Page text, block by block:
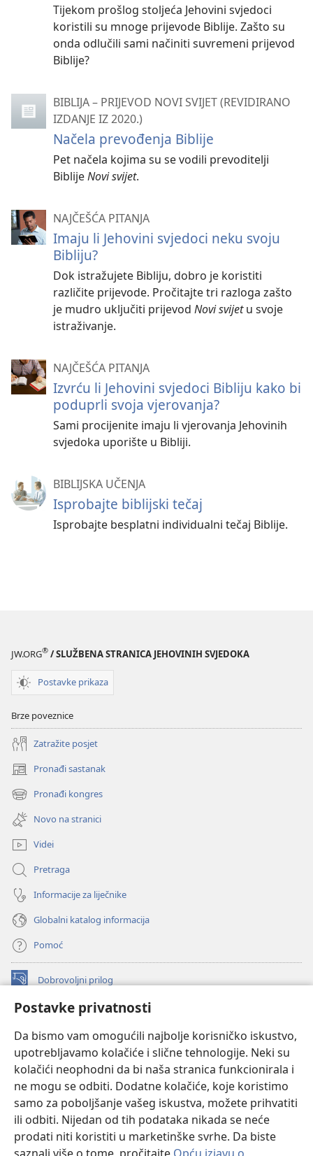
Postavke privatnosti
Da bismo vam omogućili najbolje korisničko iskustvo,
upotrebljavamo kolačiće i slične tehnologije. Neki su
kolačići neophodni da bi naša stranica funkcionirala i
ne mogu se odbiti. Dodatne kolačiće, koje koristimo
samo za poboljšanje vašeg iskustva, možete prihvatiti
ili odbiti. Nijedan od tih podataka nikada se neće
prodati niti koristiti u marketinške svrhe. Da biste
Tijekom prošlog stoljeća Jehovini svjedoci
koristili su mnoge prijevode Biblije. Zašto su
onda odlučili sami načiniti suvremeni prijevod
Biblije?
BIBLIJA – PRIJEVOD NOVI SVIJET (REVIDIRANO
IZDANJE IZ 2020.)
Načela prevođenja Biblije
Pet načela kojima su se vodili prevoditelji
BiblijeNovi svijet.
NAJČEŠĆA PITANJA
Imaju li Jehovini svjedoci neku svoju
Bibliju?
Dok istražujete Bibliju, dobro je koristiti
različite prijevode. Pročitajte tri razloga zašto
je mudro uključiti prijevod Novi svijetu svoje
istraživanje.
NAJČEŠĆA PITANJA
Izvrću li Jehovini svjedoci Bibliju kako bi
poduprli svoja vjerovanja?
Sami procijenite imaju li vjerovanja Jehovinih
svjedoka uporište u Bibliji.
BIBLIJSKA UČENJA
Isprobajte biblijski tečaj
Isprobajte besplatni individualni tečaj Biblije.
JW.ORG® / SLUŽBENA STRANICA JEHOVINIH SVJEDOKA
Postavke prikaza
Brze poveznice
Zatražite posjet
Pronađi sastanak
(otvara
se
novi
prozor)
Pronađi kongres
(otvara
se
novi
prozor)
Novo na stranici
Videi
Pretraga
Informacije za liječnike
Globalni katalog informacija
Pomoć
Dobrovoljni prilog
(otvara
novi
INTERNETSKA BIBLIOTEKA Watchtower
se
novi
prozor)
JW Hub
(otvara
se
novi
JW Library
Watchtower Library